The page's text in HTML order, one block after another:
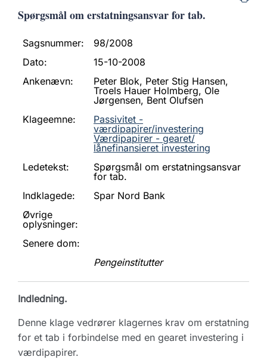
Spørgsmål om erstatningsansvar for tab.
Sagsnummer:
98/2008
Dato:
15-10-2008
Ankenævn:
Peter Blok, Peter Stig Hansen,
Troels Hauer Holmberg, Ole
Jørgensen, Bent Olufsen
Klageemne:
Passivitet -
værdipapirer/investering
Værdipapirer - gearet/
lånefinansieret investering
Ledetekst:
Spørgsmål om erstatningsansvar
for tab.
Indklagede:
Spar Nord Bank
Øvrige
oplysninger:
Senere dom:
Pengeinstitutter
Indledning.
Denne klage vedrører klagernes krav om erstatning
for et tab i forbindelse med en gearet investering i
værdipapirer.